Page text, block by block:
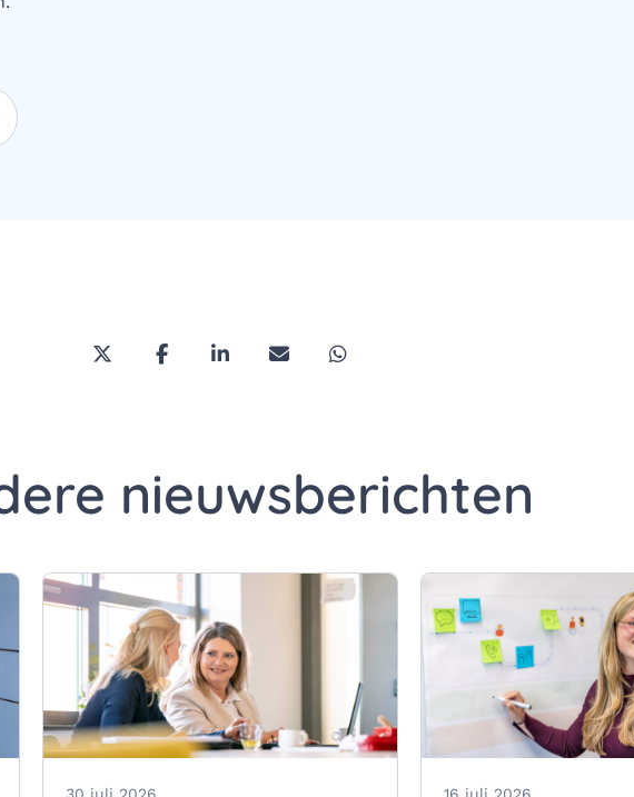
Deel deze pagina via Twitter/X
Deel deze pagina op Facebook
Deel deze pagina op LinkedIn
Deel deze pagina via e-mail
Deel deze pagina via WhatsApp
nieuwsberichten